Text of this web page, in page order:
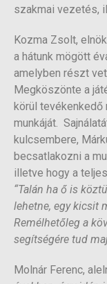
szakmai vezetés,
Kozma Zsolt,
a hátunk mögött
amelyben részt
Megköszönte a
körül tevékenkedő
munkáját.
kulcsembere,
becsatlakozni a
illetve hogy a
“Talán ha ő is
lehetne, egy kicsit
Remélhetőleg a
segítségére tud
Molnár Ferenc,